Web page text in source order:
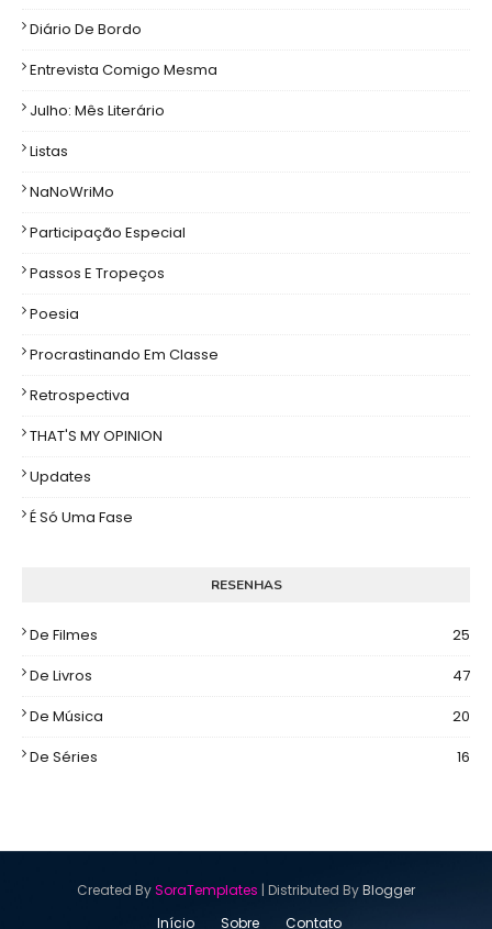
Diário De Bordo
Entrevista Comigo Mesma
Julho: Mês Literário
Listas
NaNoWriMo
Participação Especial
Passos E Tropeços
Poesia
Procrastinando Em Classe
Retrospectiva
THAT'S MY OPINION
Updates
É Só Uma Fase
RESENHAS
De Filmes
25
De Livros
47
De Música
20
De Séries
16
Created BySoraTemplates | Distributed ByBlogger
Início
Sobre Contato